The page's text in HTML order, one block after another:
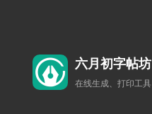
六月初字帖坊
在线生成、打印工具